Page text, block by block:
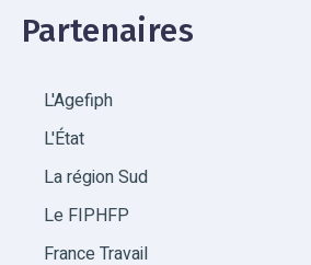
Partenaires
L'Agefiph
L'État
La région Sud
Le FIPHFP
France Travail